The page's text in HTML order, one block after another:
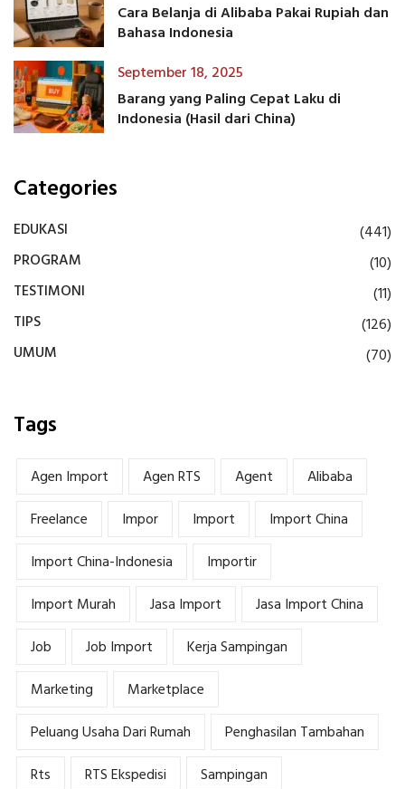
Cara Belanja di Alibaba Pakai Rupiah dan
Bahasa Indonesia
September 18, 2025
Barang yang Paling Cepat Laku di
Indonesia (Hasil dari China)
Categories
EDUKASI
(441)
PROGRAM
(10)
TESTIMONI
(11)
TIPS
(126)
UMUM
(70)
Tags
Agen Import Agen RTS Agent
Alibaba
Freelance
Impor Import
Import China
Import China-Indonesia
Importir
Import Murah
Jasa Import
Jasa Import China
Job
Job Import
Kerja Sampingan
Marketing
Marketplace
Peluang Usaha Dari Rumah
Penghasilan Tambahan
Rts
RTS Ekspedisi
Sampingan